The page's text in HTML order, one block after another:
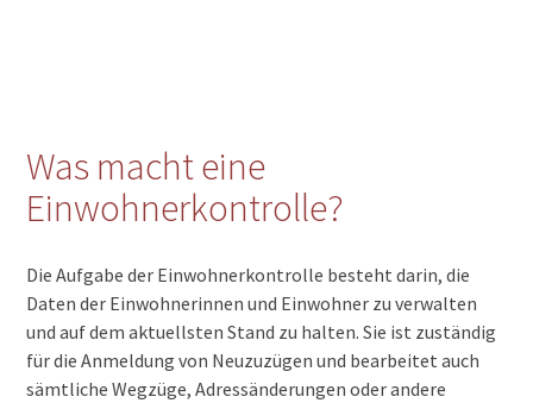
Was macht eine
Einwohnerkontrolle?
Die Aufgabe der Einwohnerkontrolle besteht darin, die
Daten der Einwohnerinnen und Einwohner zu verwalten
und auf dem aktuellsten Stand zu halten. Sie ist zuständig
für die Anmeldung von Neuzuzügen und bearbeitet auch
sämtliche Wegzüge, Adressänderungen oder andere